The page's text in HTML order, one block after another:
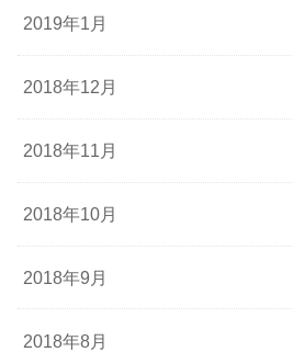
2019年1月
2018年12月
2018年11月
2018年10月
2018年9月
2018年8月